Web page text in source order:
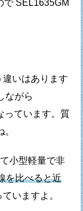
で SEL1635GM
いはあります
ながら
ています。 質
小型軽量で非
を比べると近
いますよ。